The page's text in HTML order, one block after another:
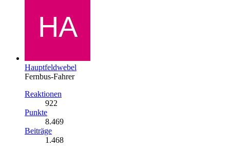
Hauptfeldwebel
Fernbus-Fahrer
Reaktionen
922
Punkte
8.469
Beiträge
1.468